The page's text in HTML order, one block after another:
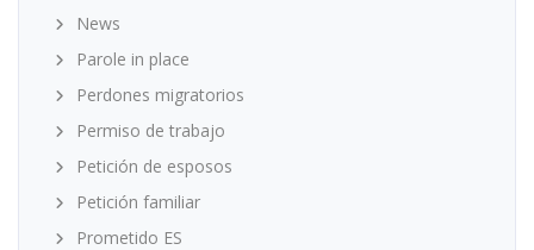
News
Parole in place
Perdones migratorios
Permiso de trabajo
Petición de esposos
Petición familiar
Prometido ES